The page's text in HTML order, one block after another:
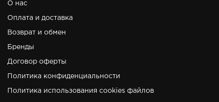
О нас
Оплата и доставка
Возврат и обмен
Бренды
Договор оферты
Политика конфиденциальности
Политика использования cookies файлов